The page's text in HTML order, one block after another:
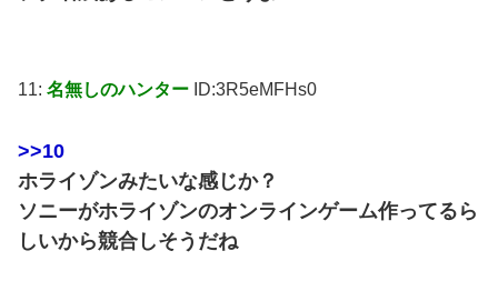
11: 名無しのハンター ID:3R5eMFHs0
>>10
ホライゾンみたいな感じか？
ソニーがホライゾンのオンラインゲーム作ってるら
しいから競合しそうだね